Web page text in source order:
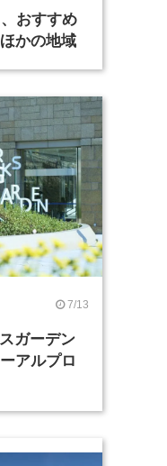
おすすめ
かの地域
7/13
ガーデン
アルプロ